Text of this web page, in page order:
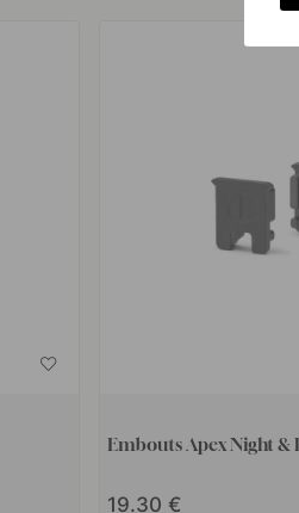
Embouts Apex Night &
19.30